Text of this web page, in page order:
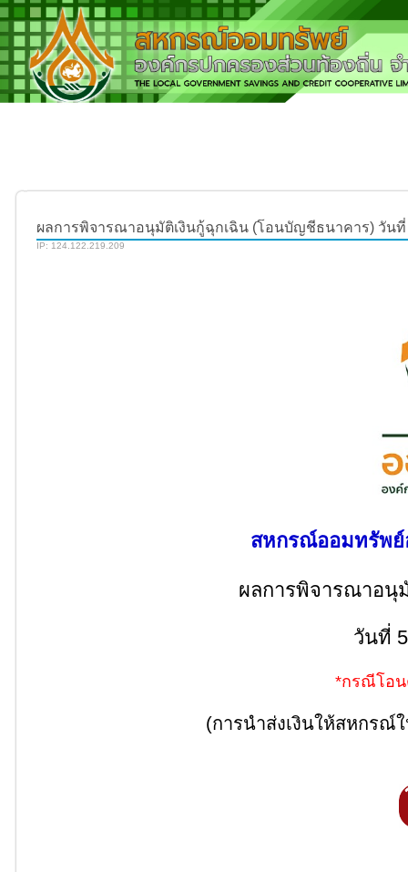
ผลการพิจารณาอนุมัติเงินกู้ฉุกเฉิน (โอนบัญชีธนาคาร) วันที่
IP: 124.122.219.209
สหกรณ์ออมทรัพย์
ผลการพิจารณาอนุ
วันที่
*กรณีโอน
(การนำส่งเงินให้สหกรณ์